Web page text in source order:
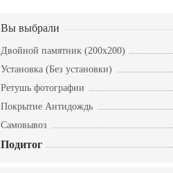
Вы выбрали
Двойной памятник (200х200)
Установка (Без установки)
Ретушь фотографии
Покрытие Антидождь
Самовывоз
Подитог